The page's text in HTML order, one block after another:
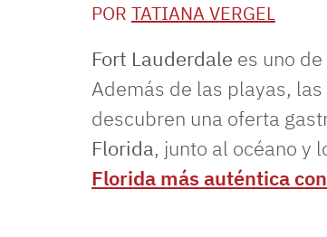
POR TATIANA VERGEL
Fort Lauderdale es uno
Además de las playas,
descubren una oferta
Florida, junto al océano y
Florida más auténtica